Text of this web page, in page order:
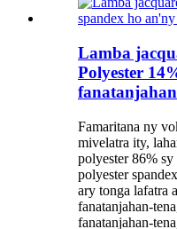
Lamba
Polyester
Famaritana ny
mivelatra ity,
polyester 86%
polyester
ary tonga lafatra
fanatanjahan-
fanatanjahan-